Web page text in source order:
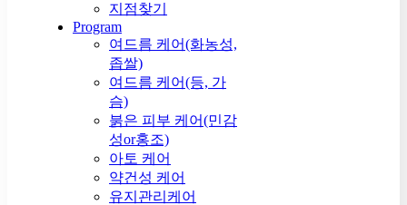
지점찾기
Program
여드름 케어(화농성,
좁쌀)
여드름 케어(등, 가
슴)
붉은 피부 케어(민감
성or홍조)
아토 케어
약건성 케어
유지관리케어